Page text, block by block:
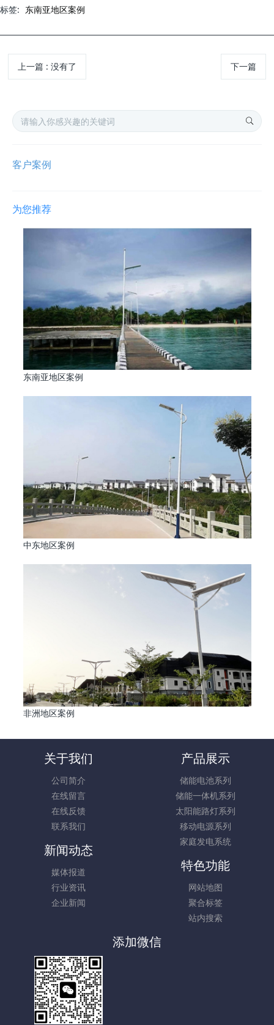
标签: 东南亚地区案例
上一篇 :没有了 下一篇
客户案例
为您推荐
东南亚地区案例
中东地区案例
非洲地区案例
关于我们
公司简介
在线留言
在线反馈
联系我们
产品展示
储能电池系列
储能一体机系列
太阳能路灯系列
移动电源系列
家庭发电系统
新闻动态
媒体报道
行业资讯
企业新闻
特色功能
网站地图
聚合标签
站内搜索
添加微信